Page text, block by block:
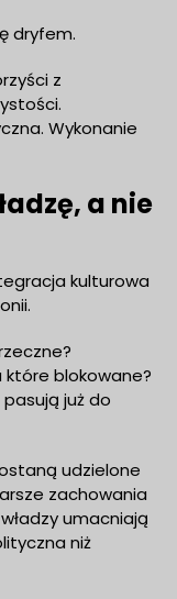
dryfem.
z
Wykonanie
a nie
kulturowa
blokowane?
już do
udzielone
zachowania
umacniają
niż